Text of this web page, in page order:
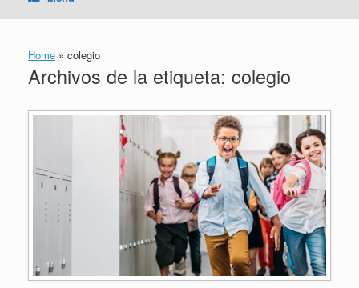
Home » colegio
Archivos de la etiqueta: colegio